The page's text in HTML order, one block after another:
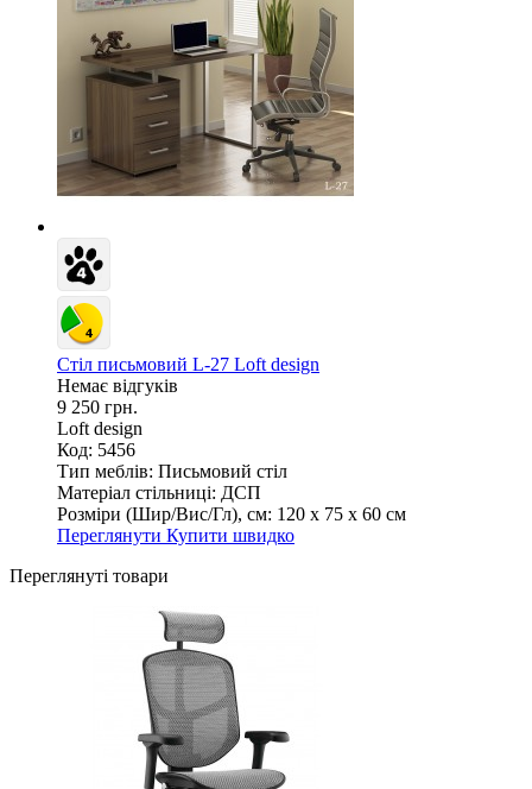
Стіл письмовий L-27 Loft design
Немає відгуків
9 250 грн.
Loft design
Код: 5456
Тип меблів: Письмовий стіл
Матеріал стільниці: ДСП
Розміри (Шир/Вис/Гл), см: 120 х 75 х 60 см
Переглянути Купити швидко
Переглянуті товари